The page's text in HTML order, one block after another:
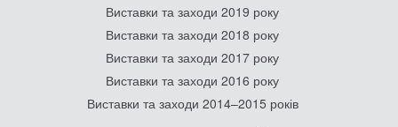
Виставки та заходи 2019 року
Виставки та заходи 2018 року
Виставки та заходи 2017 року
Виставки та заходи 2016 року
Виставки та заходи 2014–2015 років